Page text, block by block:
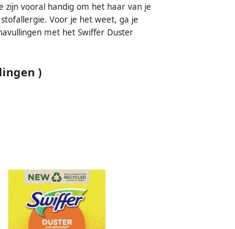
zijn vooral handig om het haar van je
Voor je het weet, ga je
met het Swiffer Duster
)